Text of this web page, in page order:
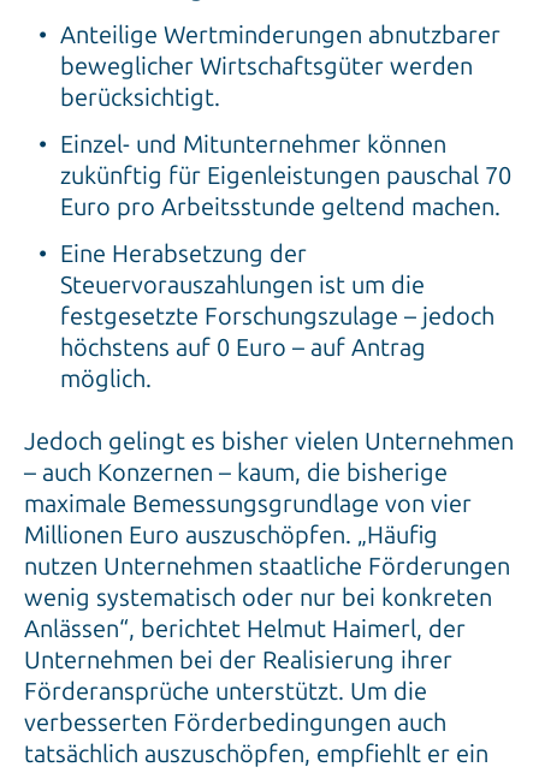
Anteilige Wertminderungen abnutzbarer
beweglicher Wirtschaftsgüter werden
berücksichtigt.
Einzel- und Mitunternehmer können
zukünftig für Eigenleistungen pauschal 70
Euro pro Arbeitsstunde geltend machen.
Eine Herabsetzung der
Steuervorauszahlungen ist um die
festgesetzte Forschungszulage – jedoch
höchstens auf 0 Euro – auf Antrag
möglich.
Jedoch gelingt es bisher vielen Unternehmen
– auch Konzernen – kaum, die bisherige
maximale Bemessungsgrundlage von vier
Millionen Euro auszuschöpfen. „Häufig
nutzen Unternehmen staatliche Förderungen
wenig systematisch oder nur bei konkreten
Anlässen“, berichtet Helmut Haimerl, der
Unternehmen bei der Realisierung ihrer
Förderansprüche unterstützt. Um die
verbesserten Förderbedingungen auch
tatsächlich auszuschöpfen, empfiehlt er ein